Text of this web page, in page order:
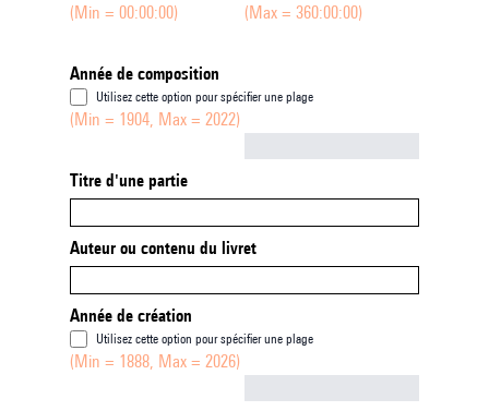
(Min = 00:00:00) (Max = 360:00:00)
Année de composition
Utilisez cette option pour spécifier une plage
(Min = 1904, Max = 2022)
Titre d'une partie
Auteur ou contenu du livret
Année de création
Utilisez cette option pour spécifier une plage
(Min = 1888, Max = 2026)